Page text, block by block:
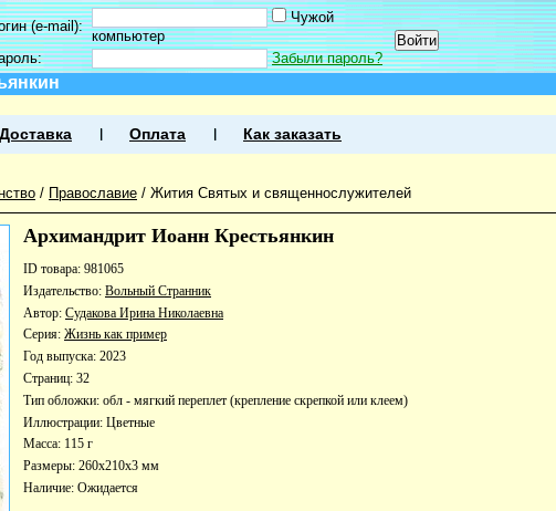
(e-mail):
Чужой
компьютер
Забыли пароль?
Доставка Оплата Как заказать
/ Православие / Жития Святых и священнослужителей
Архимандрит Иоанн Крестьянкин
ID товара: 981065
Издательство: Вольный Странник
Автор: Судакова Ирина Николаевна
Серия: Жизнь как пример
Год выпуска: 2023
Страниц: 32
Тип обложки: обл - мягкий переплет (крепление скрепкой или клеем)
Иллюстрации: Цветные
Масса: 115 г
Размеры: 260x210x3 мм
Наличие: Ожидается